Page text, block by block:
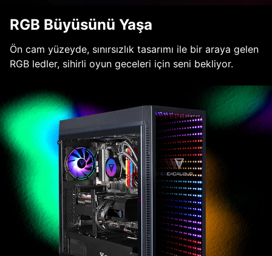
RGB Büyüsünü Yaşa
Ön cam yüzeyde, sınırsızlık tasarımı ile bir araya gelen
RGB ledler, sihirli oyun geceleri için seni bekliyor.